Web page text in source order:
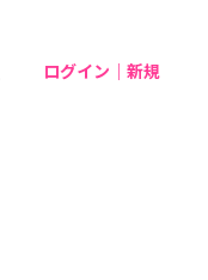
ログイン｜新規